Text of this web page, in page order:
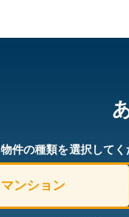
物件の種類を選択してく
マンション